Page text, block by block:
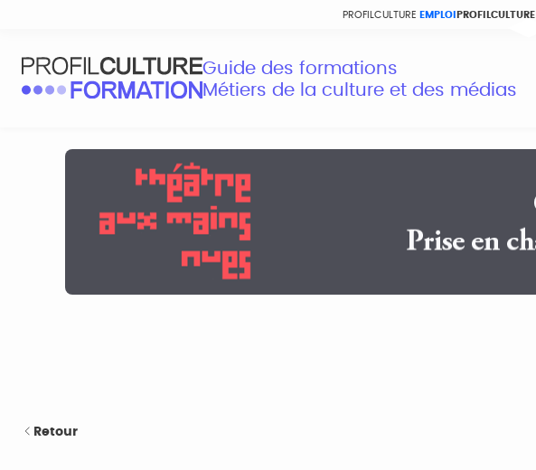
PROFILCULTURE EMPLOI PROFILCULTURE
Guide des formations
Métiers de la culture et des médias
Retour